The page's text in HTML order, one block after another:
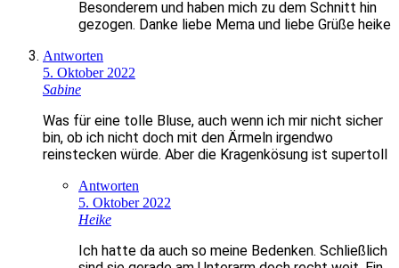
Besonderem und haben mich zu dem Schnitt hin
gezogen. Danke liebe Mema und liebe Grüße heike
Antworten
5. Oktober 2022
Sabine
Was für eine tolle Bluse, auch wenn ich mir nicht sicher
bin, ob ich nicht doch mit den Ärmeln irgendwo
reinstecken würde. Aber die Kragenkösung ist supertoll
Antworten
5. Oktober 2022
Heike
Ich hatte da auch so meine Bedenken. Schließlich